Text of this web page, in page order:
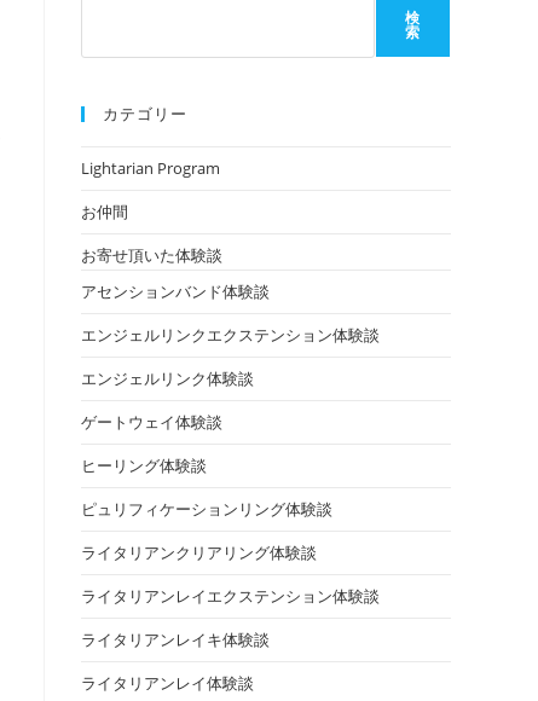
検
索
カテゴリー
Lightarian Program
お仲間
お寄せ頂いた体験談
アセンションバンド体験談
エンジェルリンクエクステンション体験談
エンジェルリンク体験談
ゲートウェイ体験談
ヒーリング体験談
ピュリフィケーションリング体験談
ライタリアンクリアリング体験談
ライタリアンレイエクステンション体験談
ライタリアンレイキ体験談
ライタリアンレイ体験談